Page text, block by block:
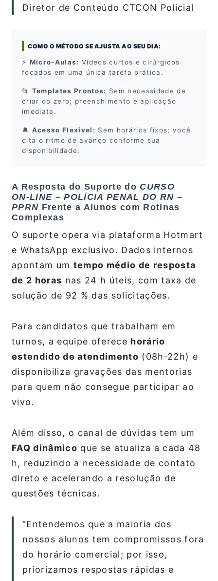
Diretor de Conteúdo CTCON Policial
COMO O MÉTODO SE AJUSTA AO SEU DIA:
⚡ Micro‑Aulas: Vídeos curtos e cirúrgicos
focados em uma única tarefa prática.
📂 Templates Prontos: Sem necessidade de
criar do zero; preenchimento e aplicação
imediata.
🔔 Acesso Flexível: Sem horários fixos; você
dita o ritmo de avanço conforme sua
disponibilidade.
A Resposta do Suporte do CURSO
ON‑LINE – POLÍCIA PENAL DO RN –
PPRN Frente a Alunos com Rotinas
Complexas
O suporte opera via plataforma Hotmart
e WhatsApp exclusivo. Dados internos
apontam um tempo médio de resposta
de 2 horas nas 24 h úteis, com taxa de
solução de 92 % das solicitações.
Para candidatos que trabalham em
turnos, a equipe oferece horário
estendido de atendimento (08h‑22h) e
disponibiliza gravações das mentorias
para quem não consegue participar ao
vivo.
Além disso, o canal de dúvidas tem um
FAQ dinâmico que se atualiza a cada 48
h, reduzindo a necessidade de contato
direto e acelerando a resolução de
questões técnicas.
“Entendemos que a maioria dos
nossos alunos tem compromissos fora
do horário comercial; por isso,
priorizamos respostas rápidas e